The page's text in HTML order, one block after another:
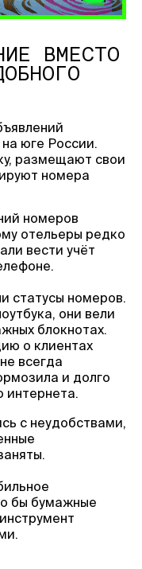
ВМЕСТО
юге России.
размещают свои
номера
номеров
отельеры редко
вести учёт
статусы номеров.
они вели
блокнотах.
о клиентах
всегда
и долго
интернета.
с неудобствами,
бы бумажные